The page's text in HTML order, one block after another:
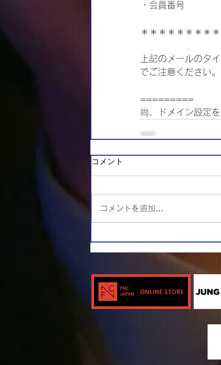
・会員番号
＊＊＊＊＊＊＊＊＊
上記のメールのタ
でご注意ください。
=========
尚、ドメイン設定
コメント
コメントを追加…